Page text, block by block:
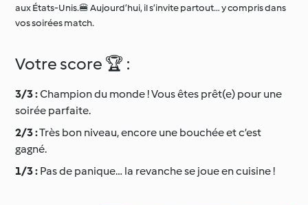
aux États-Unis.🍔 Aujourd’hui, il s’invite partout… y compris dans
vos soirées match.
Votre score 🏆 :
3/3 :Champion du monde ! Vous êtes prêt(e) pour une
soirée parfaite.
2/3 :Très bon niveau, encore une bouchée et c’est
gagné.
1/3 : Pas de panique… la revanche se joue en cuisine !